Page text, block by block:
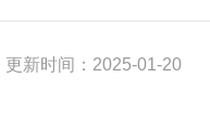
更新时间：2025-01-20